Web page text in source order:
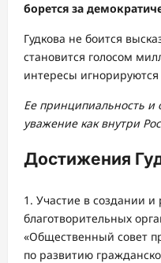
борется за
Гудкова не боится
становится голосом
интересы
Ее принципиальность и
уважение как внутри
Достижения
Участие в создании
благотворительных
«Общественный совет
по развитию